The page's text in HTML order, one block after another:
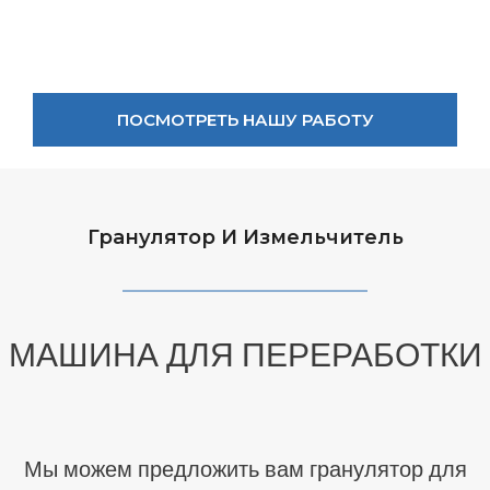
ПОСМОТРЕТЬ НАШУ РАБОТУ
Гранулятор И Измельчитель
МАШИНА ДЛЯ ПЕРЕРАБОТКИ
Мы можем предложить вам гранулятор для